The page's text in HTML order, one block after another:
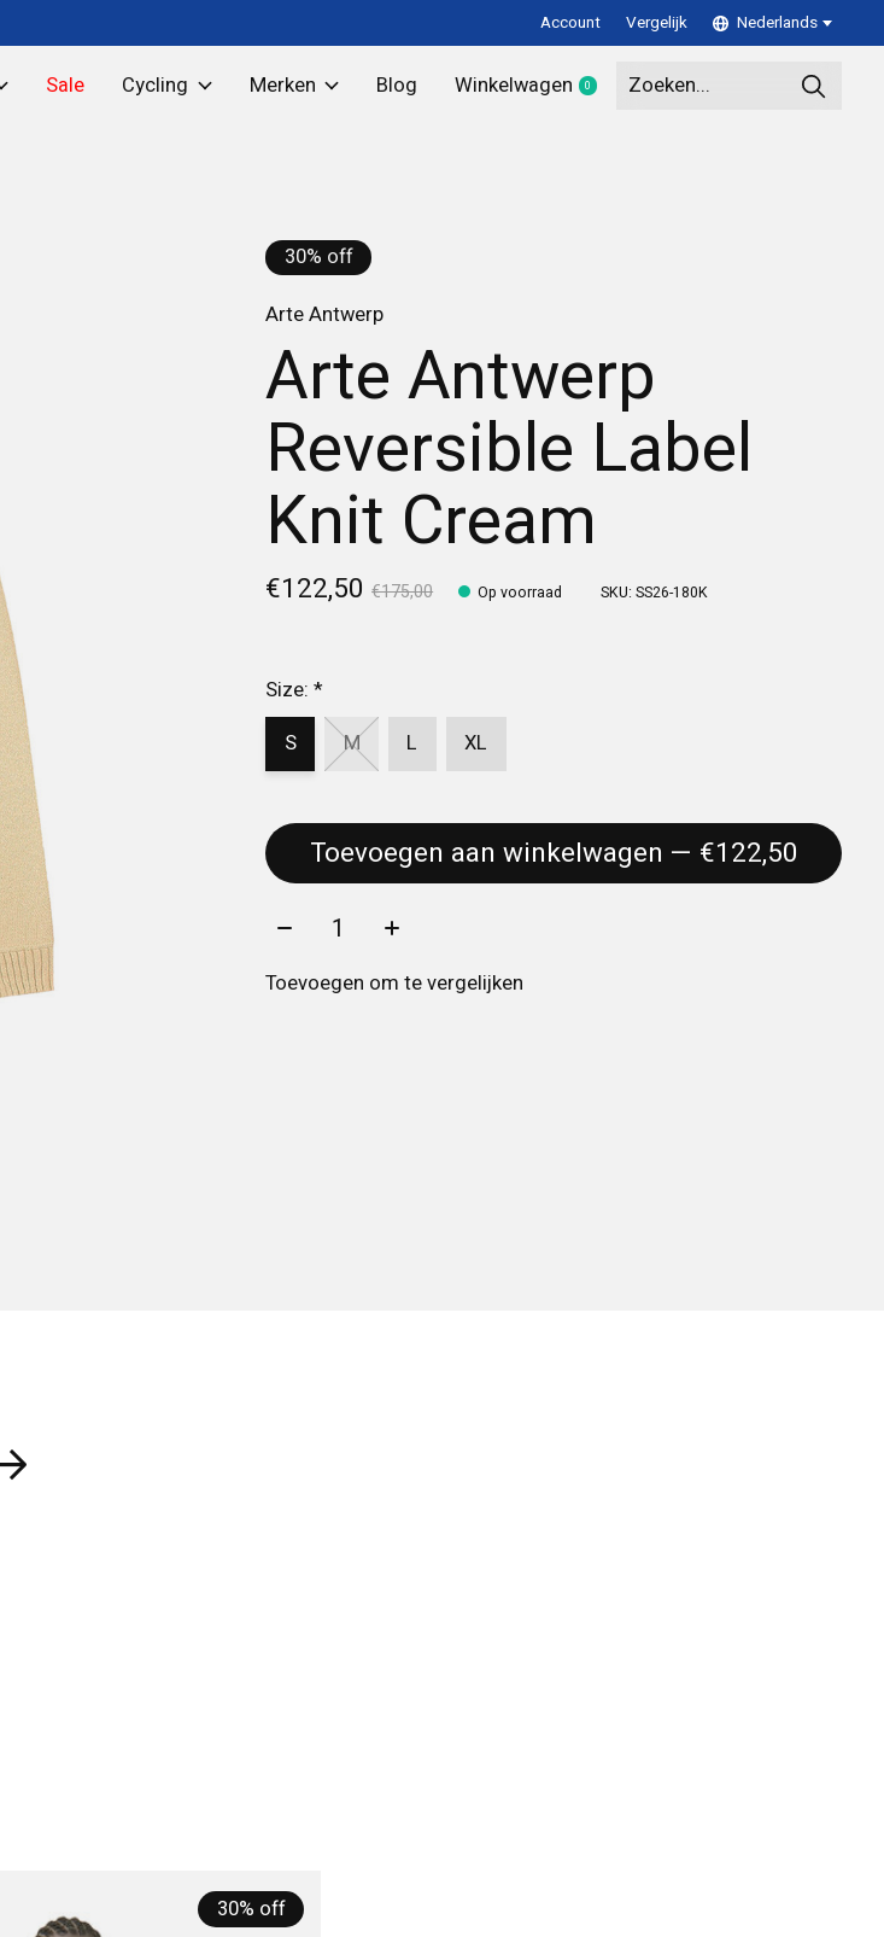
Account Vergelijk Nederlands
Sale Cycling Merken Blog Winkelwagen 0items
30% off
Arte Antwerp
Arte Antwerp
Reversible Label
Knit Cream
€122,50€175,00 Op voorraad SKU: SS26-180K
Size:*
S
M L XL
Toevoegen aan winkelwagen — €122,50
Aantal:
Toevoegen om te vergelijken
30% off